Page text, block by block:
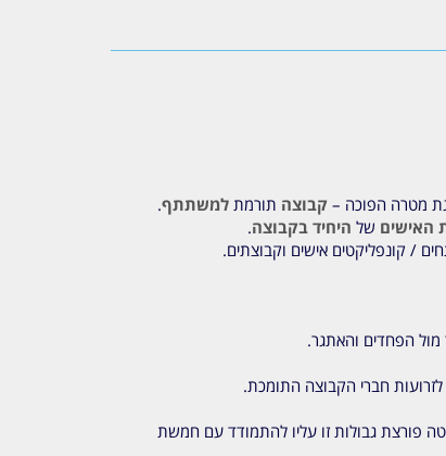
מטרה הפוכה – קבוצה תורמת למשתתף.
האישים של היחיד בקבוצה.
/ קונפליקטים אישים וקבוצתים.
מול הפחדים והאתגר.
להחלטה פורצת גבולות זו עליו להתמודד עם חמשת